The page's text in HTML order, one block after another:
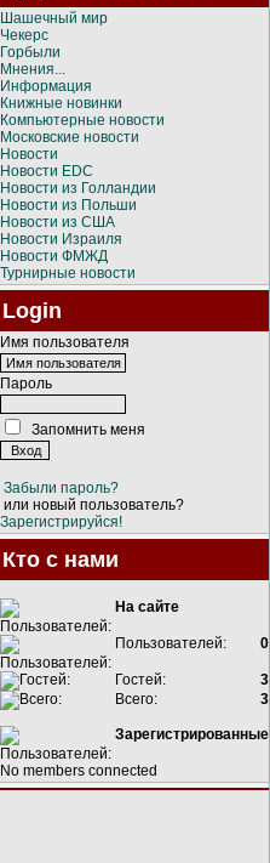
Шашечный мир
Чекерс
Горбыли
Мнения...
Информация
Книжные новинки
Компьютерные новости
Московские новости
Новости
Новости EDC
Новости из Голландии
Новости из Польши
Новости из США
Новости Израиля
Новости ФМЖД
Турнирные новости
Login
Имя пользователя
Пароль
Запомнить меня
Забыли пароль?
или новый пользователь?
Зарегистрируйся!
Кто с нами
На сайте
Пользователей: 0
Гостей:
3
Всего:
3
Зарегистрированные
No members connected